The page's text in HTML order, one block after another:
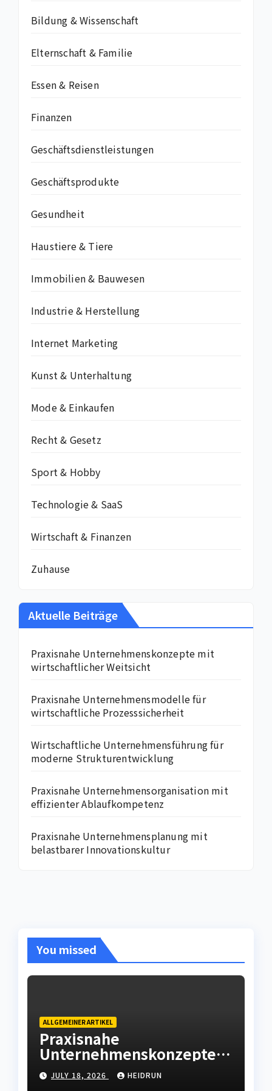
Bildung & Wissenschaft
Elternschaft & Familie
Essen & Reisen
Finanzen
Geschäftsdienstleistungen
Geschäftsprodukte
Gesundheit
Haustiere & Tiere
Immobilien & Bauwesen
Industrie & Herstellung
Internet Marketing
Kunst & Unterhaltung
Mode & Einkaufen
Recht & Gesetz
Sport & Hobby
Technologie & SaaS
Wirtschaft & Finanzen
Zuhause
Aktuelle Beiträge
Praxisnahe Unternehmenskonzepte mit
wirtschaftlicher Weitsicht
Praxisnahe Unternehmensmodelle für
wirtschaftliche Prozesssicherheit
Wirtschaftliche Unternehmensführung für
moderne Strukturentwicklung
Praxisnahe Unternehmensorganisation mit
effizienter Ablaufkompetenz
Praxisnahe Unternehmensplanung mit
belastbarer Innovationskultur
You missed
ALLGEMEINER ARTIKEL
Praxisnahe
Unternehmenskonzepte
mit wirtschaftlicher
Weitsicht
JULY 18, 2026 HEIDRUN